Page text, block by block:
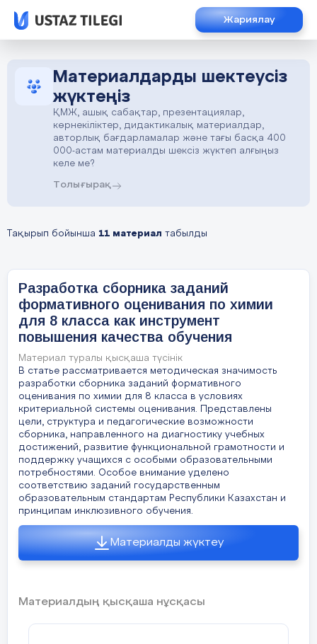
Жариялау
Материалдарды шектеусіз
жүктеңіз
ҚМЖ, ашық сабақтар, презентациялар,
көрнекіліктер, дидактикалық материалдар,
авторлық бағдарламалар және тағы басқа 400
000-астам материалды шексіз жүктеп алғыңыз
келе ме?
Толығырақ
Тақырып бойынша 11 материал табылды
Разработка сборника заданий
формативного оценивания по химии
для 8 класса как инструмент
повышения качества обучения
Материал туралы қысқаша түсінік
В статье рассматривается методическая значимость
разработки сборника заданий формативного
оценивания по химии для 8 класса в условиях
критериальной системы оценивания. Представлены
цели, структура и педагогические возможности
сборника, направленного на диагностику учебных
достижений, развитие функциональной грамотности и
поддержку учащихся с особыми образовательными
потребностями. Особое внимание уделено
соответствию заданий государственным
образовательным стандартам Республики Казахстан и
принципам инклюзивного обучения.
Материалды жүктеу
Материалдың қысқаша нұсқасы